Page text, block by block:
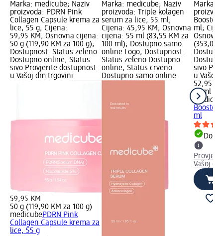
Marka: medicube; Naziv
proizvoda: PDRN Pink
Collagen Capsule krema za
lice, 55 g; Cijena:
59,95 KM; Osnovna cijena:
50 g (119,90 KM za 100 g);
Dostupnost: Status zeleno
Dostupno online, Status
sivo Provjerite dostupnost
u Vašoj dm trgovini
59,95 KM
50 g (119,90 KM za 100 g)
medicubePDRN Pink
Collagen Capsule krema za
lice, 55 g
Marka: medicube; Naziv
proizvoda: Triple kolagen
serum za lice, 55 ml;
Cijena: 45,95 KM; Osnovna
cijena: 55 ml (83,55 KM za
100 ml); Dostupno samo
online Logo; Dostupnost:
Status zeleno Dostupno
online, Status crveno
Dostupno samo online
Marka:
Booster
ml;
(353,00
sivo
u Vašoj
52,95
15 ml
Booster
ml
Vašoj